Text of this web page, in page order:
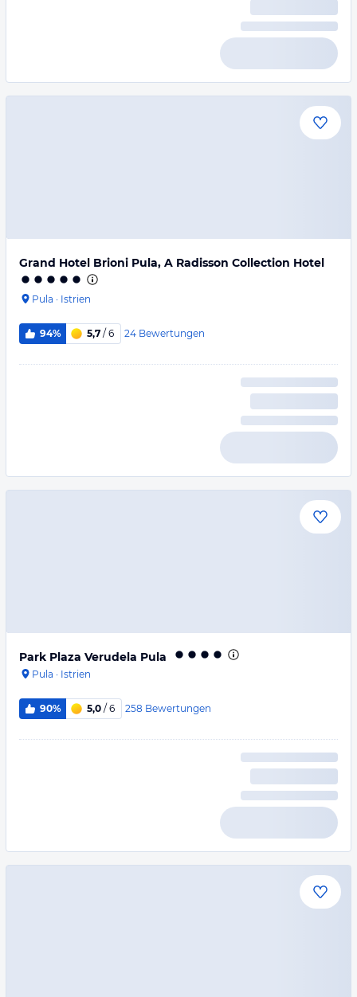
Grand Hotel Brioni Pula, A Radisson Collection Hotel
Pula · Istrien
94% 5,7 / 6 24 Bewertungen
Park Plaza Verudela Pula
Pula · Istrien
90% 5,0 / 6 258 Bewertungen